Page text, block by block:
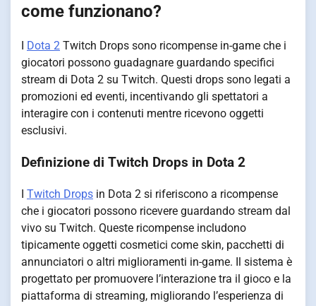
come funzionano?
Dota 2 Twitch Drops sono ricompense in-game che i
giocatori possono guadagnare guardando specifici
stream di Dota 2 su Twitch. Questi drops sono legati a
promozioni ed eventi, incentivando gli spettatori a
interagire con i contenuti mentre ricevono oggetti
esclusivi.
Definizione di Twitch Drops in Dota 2
I Twitch Drops in Dota 2 si riferiscono a ricompense
che i giocatori possono ricevere guardando stream dal
vivo su Twitch. Queste ricompense includono
tipicamente oggetti cosmetici come skin, pacchetti di
annunciatori o altri miglioramenti in-game. Il sistema è
progettato per promuovere l’interazione tra il gioco e la
piattaforma di streaming, migliorando l’esperienza di